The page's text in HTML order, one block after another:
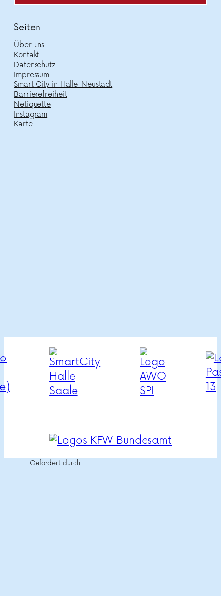
Seiten
Über uns
Kontakt
Datenschutz
Impressum
Smart City in Halle-Neustadt
Barrierefreiheit
Netiquette
Instagram
Karte
Gefördert durch